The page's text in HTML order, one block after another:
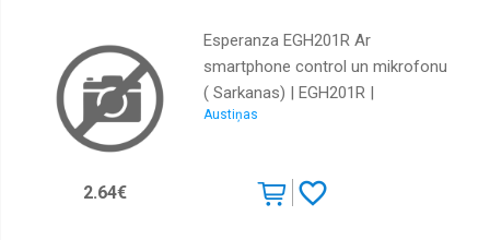
Esperanza EGH201R Ar
smartphone control un mikrofonu
( Sarkanas) | EGH201R |
5901299942673
Austiņas
2.64€